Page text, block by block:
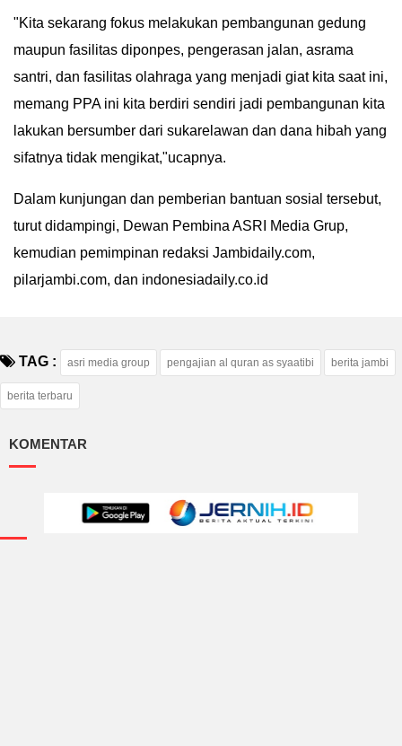
"Kita sekarang fokus melakukan pembangunan gedung
maupun fasilitas diponpes, pengerasan jalan, asrama
santri, dan fasilitas olahraga yang menjadi giat kita saat ini,
memang PPA ini kita berdiri sendiri jadi pembangunan kita
lakukan bersumber dari sukarelawan dan dana hibah yang
sifatnya tidak mengikat,"ucapnya.
Dalam kunjungan dan pemberian bantuan sosial tersebut,
turut didampingi, Dewan Pembina ASRI Media Grup,
kemudian pemimpinan redaksi Jambidaily.com,
pilarjambi.com, dan indonesiadaily.co.id
TAG : asri media group pengajian al quran as syaatibi berita jambi
berita terbaru
KOMENTAR